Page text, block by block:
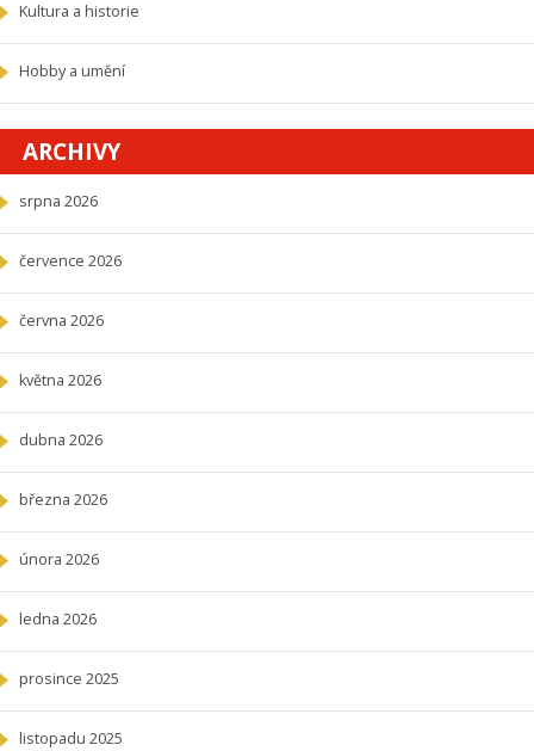
Kultura a historie
Hobby a umění
ARCHIVY
srpna 2026
července 2026
června 2026
května 2026
dubna 2026
března 2026
února 2026
ledna 2026
prosince 2025
listopadu 2025